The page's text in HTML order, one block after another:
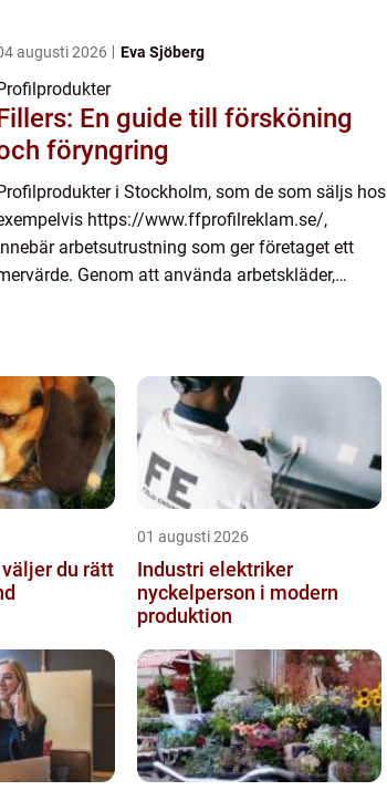
augusti 2026 Eva Sjöberg
En guide till försköning
föryngring
i Stockholm, som de som säljs hos
https://www.ffprofilreklam.se/,
arbetsutrustning som ger företaget ett
Genom att använda arbetskläder,
du rätt
01 augusti 2026
Industri elektriker
nyckelperson i modern
produktion